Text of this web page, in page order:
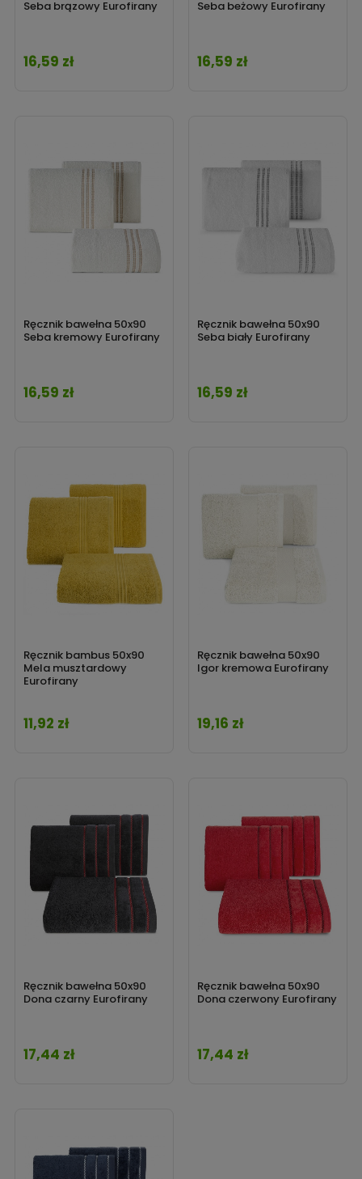
Seba brązowy Eurofirany
Cena
16,59 zł
Seba beżowy Eurofirany
Cena
16,59 zł
Ręcznik bawełna 50x90
Seba kremowy Eurofirany
Cena
16,59 zł
Ręcznik bawełna 50x90
Seba biały Eurofirany
Cena
16,59 zł
Ręcznik bambus 50x90
Mela musztardowy
Eurofirany
Cena
11,92 zł
Ręcznik bawełna 50x90
Igor kremowa Eurofirany
Cena
19,16 zł
Ręcznik bawełna 50x90
Dona czarny Eurofirany
Cena
17,44 zł
Ręcznik bawełna 50x90
Dona czerwony Eurofirany
Cena
17,44 zł